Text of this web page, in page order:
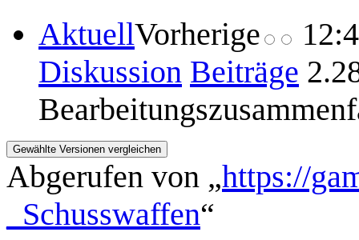
AktuellVorherige
Diskussion Beiträge
Abgerufen von „https://
_Schusswaffen“